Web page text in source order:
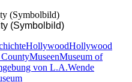
(Symbolbild)
HollywoodHollywood
MuseenMuseum of
von L.A.Wende